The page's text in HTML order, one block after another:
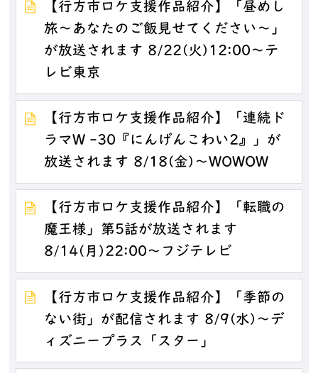
【行方市ロケ支援作品紹介】「昼めし
旅～あなたのご飯見せてください～」
が放送されます 8/22(火)12:00～テ
レビ東京
【行方市ロケ支援作品紹介】「連続ド
ラマW -30『にんげんこわい2』」が
放送されます 8/18(金)～WOWOW
【行方市ロケ支援作品紹介】「転職の
魔王様」第5話が放送されます
8/14(月)22:00～フジテレビ
【行方市ロケ支援作品紹介】「季節の
ない街」が配信されます 8/9(水)～デ
ィズニープラス「スター」